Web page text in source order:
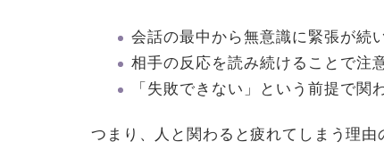
会話の最中から無意識に緊張が続
相手の反応を読み続けることで注
「失敗できない」という前提で関
つまり、人と関わると疲れてしまう理由